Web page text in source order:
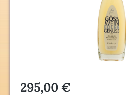
Regulärer Preis:
295,00 €